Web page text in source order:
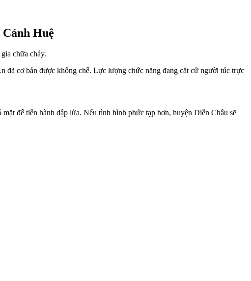
Huệ
chữa cháy.
cơ bản được khống chế. Lực lượng chức năng đang cắt cử người túc trực
để tiến hành dập lửa. Nếu tình hình phức tạp hơn, huyện Diễn Châu sẽ